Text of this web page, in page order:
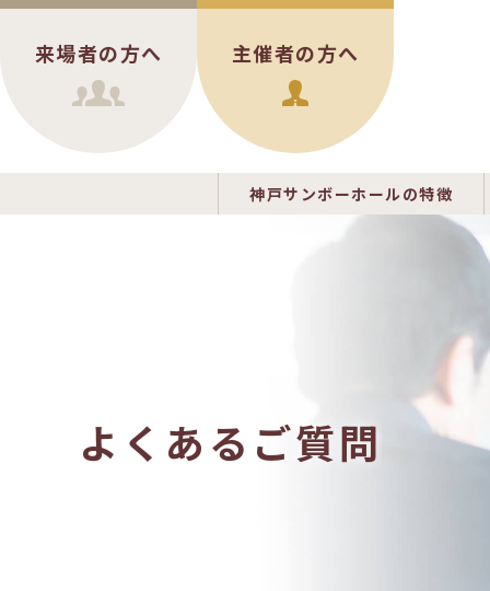
来場者の方へ 主催者の方へ
神戸サンボーホールの特徴
よくあるご質問